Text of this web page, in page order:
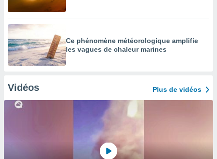
Ce phénomène météorologique amplifie
les vagues de chaleur marines
Vidéos Plus de vidéos